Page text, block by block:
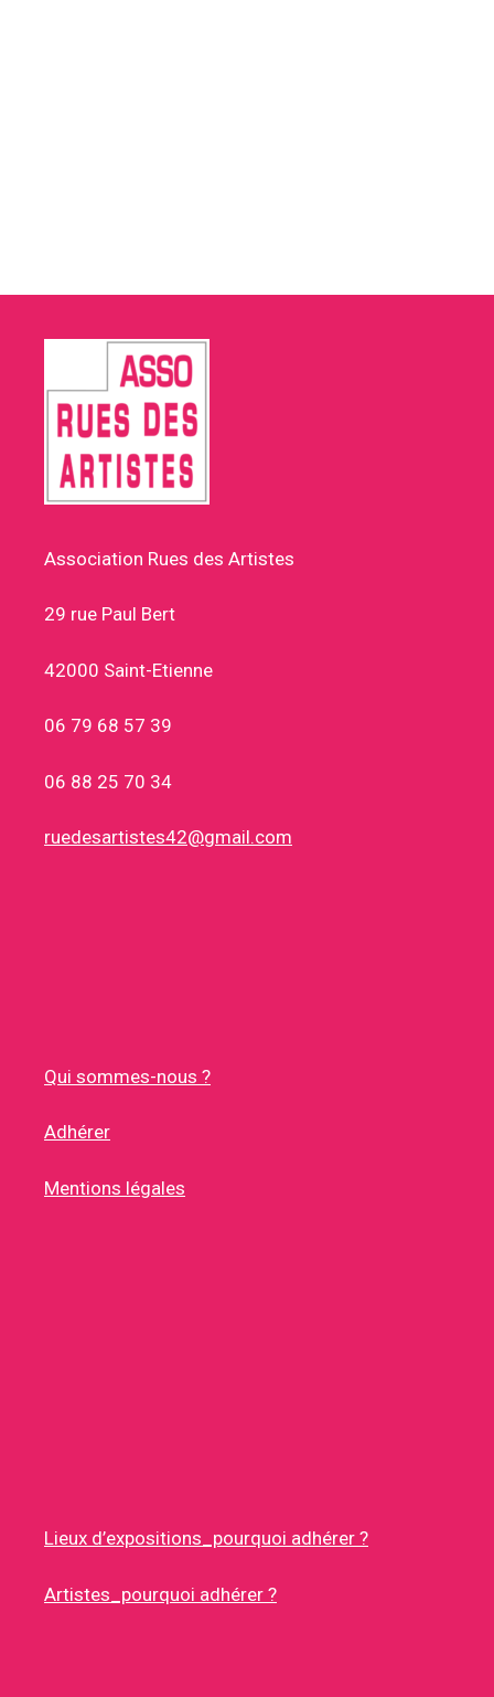
Association Rues des Artistes
29 rue Paul Bert
42000 Saint-Etienne
06 79 68 57 39
06 88 25 70 34
ruedesartistes42@gmail.com
Qui sommes-nous ?
Adhérer
Mentions légales
Lieux d’expositions_pourquoi adhérer ?
Artistes_pourquoi adhérer ?